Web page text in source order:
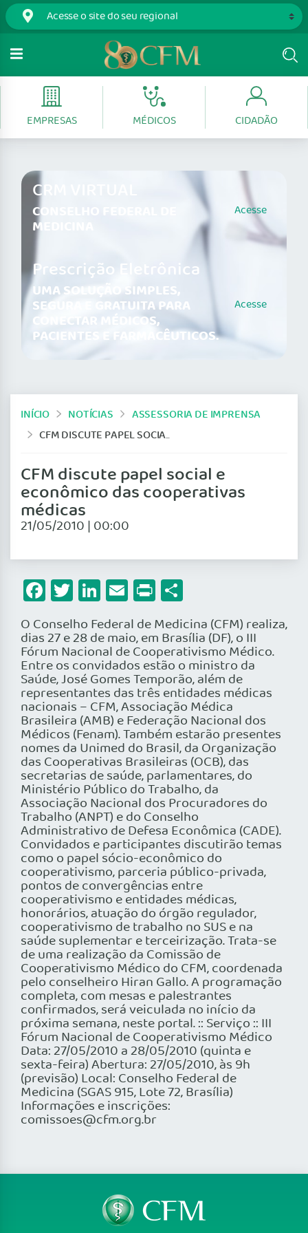
EMPRESAS MÉDICOS CIDADÃO
CRM VIRTUAL
CONSELHO FEDERAL DE
MEDICINA
Acesse
Prescrição Eletrônica
UMA SOLUÇÃO SIMPLES,
SEGURA E GRATUITA PARA
CONECTAR MÉDICOS,
PACIENTES E FARMACÊUTICOS.
Acesse
INÍCIO NOTÍCIAS
ASSESSORIA DE IMPRENSA
CFM DISCUTE PAPEL SOCIAL E ECONÔMICO DAS COOPERATIVAS MÉDICAS
CFM discute papel social e
econômico das cooperativas
médicas
21/05/2010 | 00:00
Facebook
Twitter
LinkedIn
Email
Print
O Conselho Federal de Medicina (CFM) realiza,
dias 27 e 28 de maio, em Brasília (DF), o III
Fórum Nacional de Cooperativismo Médico.
Entre os convidados estão o ministro da
Saúde, José Gomes Temporão, além de
representantes das três entidades médicas
nacionais – CFM, Associação Médica
Brasileira (AMB) e Federação Nacional dos
Médicos (Fenam). Também estarão presentes
nomes da Unimed do Brasil, da Organização
das Cooperativas Brasileiras (OCB), das
secretarias de saúde, parlamentares, do
Ministério Público do Trabalho, da
Associação Nacional dos Procuradores do
Trabalho (ANPT) e do Conselho
Administrativo de Defesa Econômica (CADE).
Convidados e participantes discutirão temas
como o papel sócio-econômico do
cooperativismo, parceria público-privada,
pontos de convergências entre
cooperativismo e entidades médicas,
honorários, atuação do órgão regulador,
cooperativismo de trabalho no SUS e na
saúde suplementar e terceirização. Trata-se
de uma realização da Comissão de
Cooperativismo Médico do CFM, coordenada
pelo conselheiro Hiran Gallo. A programação
completa, com mesas e palestrantes
confirmados, será veiculada no início da
próxima semana, neste portal. :: Serviço :: III
Fórum Nacional de Cooperativismo Médico
Data: 27/05/2010 a 28/05/2010 (quinta e
sexta-feira) Abertura: 27/05/2010, às 9h
(previsão) Local: Conselho Federal de
Medicina (SGAS 915, Lote 72, Brasília)
Informações e inscrições:
comissoes@cfm.org.br